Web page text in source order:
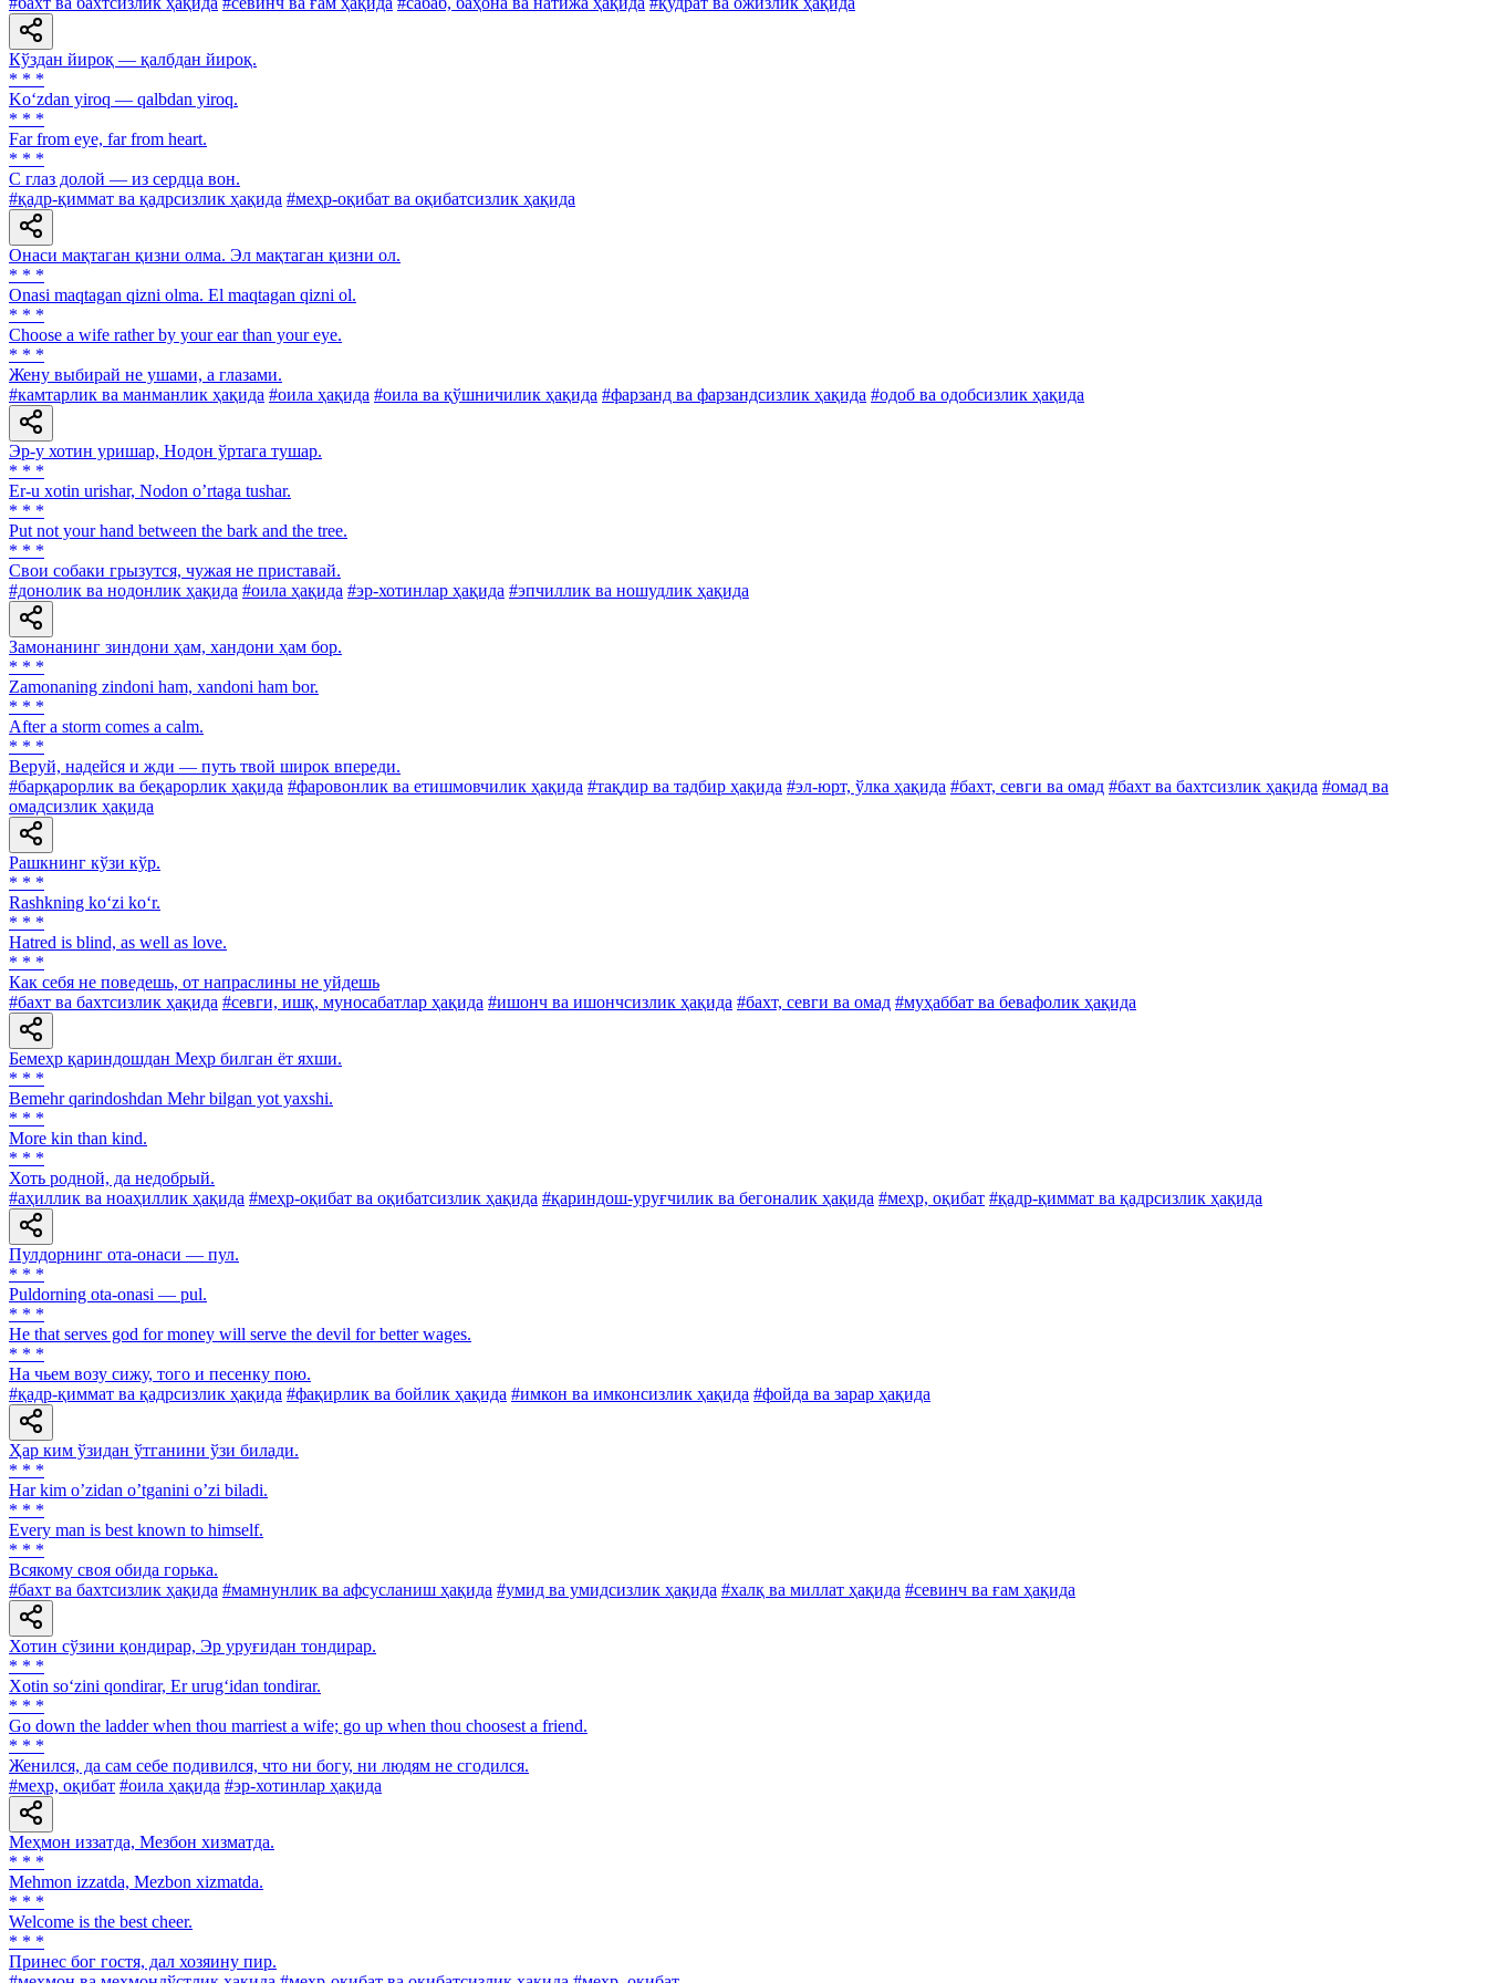
Кўздан йироқ — қалбдан йироқ.
* * *
Ko‘zdan yiroq — qalbdan yiroq.
* * *
Far from eye, far from heart.
* * *
С глаз долой — из сердца вон.
#қадр-қиммат ва қадрсизлик ҳақида #меҳр-оқибат ва оқибатсизлик ҳақида
Онаси мақтаган қизни олма. Эл мақтаган қизни ол.
* * *
Onasi maqtagan qizni olma. El maqtagan qizni ol.
* * *
Choose a wife rather by your ear than your eye.
* * *
Жену выбирай не ушами, а глазами.
#камтарлик ва манманлик ҳақида #оила ҳақида #оила ва қўшничилик ҳақида #фарзанд ва фарзандсизлик ҳақида #одоб ва одобсизлик ҳақида
Эр-у хотин уришар, Нодон ўртага тушар.
* * *
Er-u xotin urishar, Nodon oʼrtaga tushar.
* * *
Put not your hand between the bark and the tree.
* * *
Свои собаки грызутся, чужая не приставай.
#донолик ва нодонлик ҳақида #оила ҳақида #эр-хотинлар ҳақида #эпчиллик ва ношудлик ҳақида
Замонанинг зиндони ҳам, хандони ҳам бор.
* * *
Zamonaning zindoni ham, xandoni ham bor.
* * *
After a storm comes a calm.
* * *
Веруй, надейся и жди — путь твой широк впереди.
#барқарорлик ва беқарорлик ҳақида #фаровонлик ва етишмовчилик ҳақида #тақдир ва тадбир ҳақида #эл-юрт, ўлка ҳақида #бахт, севги ва омад #бахт ва бахтсизлик ҳақида #омад ва
омадсизлик ҳақида
Рашкнинг кўзи кўр.
* * *
Rashkning ko‘zi ko‘r.
* * *
Hatred is blind, as well as love.
* * *
Как себя не поведешь, от напраслины не уйдешь
#бахт ва бахтсизлик ҳақида #севги, ишқ, муносабатлар ҳақида #ишонч ва ишончсизлик ҳақида #бахт, севги ва омад #муҳаббат ва бевафолик ҳақида
Бемеҳр қариндошдан Меҳр билган ёт яхши.
* * *
Bemehr qarindoshdan Mehr bilgan yot yaxshi.
* * *
More kin than kind.
* * *
Хоть родной, да недобрый.
#аҳиллик ва ноаҳиллик ҳақида #меҳр-оқибат ва оқибатсизлик ҳақида #қариндош-уруғчилик ва бегоналик ҳақида #меҳр, оқибат #қадр-қиммат ва қадрсизлик ҳақида
Пулдорнинг ота-онаси — пул.
* * *
Puldorning ota-onasi — pul.
* * *
He that serves god for money will serve the devil for better wages.
* * *
На чьем возу сижу, того и песенку пою.
#қадр-қиммат ва қадрсизлик ҳақида #фақирлик ва бойлик ҳақида #имкон ва имконсизлик ҳақида #фойда ва зарар ҳақида
Ҳар ким ўзидан ўтганини ўзи билади.
* * *
Har kim oʼzidan oʼtganini oʼzi biladi.
* * *
Every man is best known to himself.
* * *
Всякому своя обида горька.
#бахт ва бахтсизлик ҳақида #мамнунлик ва афсусланиш ҳақида #умид ва умидсизлик ҳақида #халқ ва миллат ҳақида #севинч ва ғам ҳақида
Хотин сўзини қондирар, Эр уруғидан тондирар.
* * *
Xotin so‘zini qondirar, Er urug‘idan tondirar.
* * *
Go down the ladder when thou marriest a wife; go up when thou choosest a friend.
* * *
Женился, да сам себе подивился, что ни богу, ни людям не сгодился.
#меҳр, оқибат #оила ҳақида #эр-хотинлар ҳақида
Меҳмон иззатда, Мезбон хизматда.
* * *
Mehmon izzatda, Mezbon xizmatda.
* * *
Welcome is the best cheer.
* * *
Принес бог гостя, дал хозяину пир.